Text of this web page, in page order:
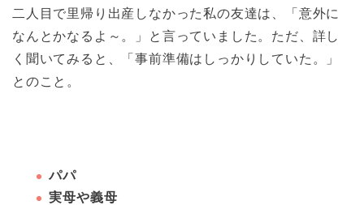
二人目で里帰り出産しなかった私の友達は、「意外に
なんとかなるよ～。」と言っていました。ただ、詳し
く聞いてみると、「事前準備はしっかりしていた。」
とのこと。
パパ
実母や義母